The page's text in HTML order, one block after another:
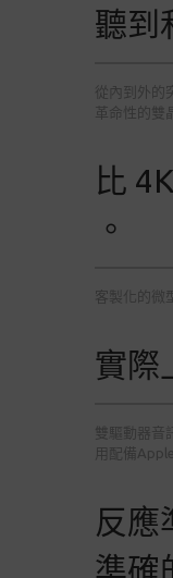
聽到
從內到外的
革命性的雙
比
。
客製化的微
實際
雙驅動器音
用配備
反應
準確